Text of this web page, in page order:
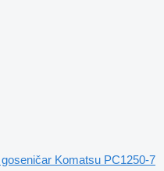
goseničar Komatsu PC1250-7